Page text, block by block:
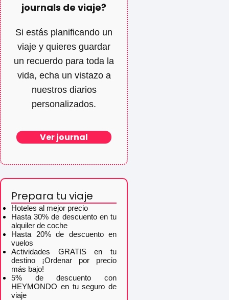
journals de viaje?
Si estás planificando un
viaje y quieres guardar
un recuerdo para toda la
vida, echa un vistazo a
nuestros diarios
personalizados.
Ver journal
Prepara tu viaje
Hoteles al mejor precio
Hasta 30% de descuento en tu
alquiler de coche
Hasta 20% de descuento en
vuelos
Actividades GRATIS en tu
destino ¡Ordenar por precio
más bajo!
5% de descuento con
HEYMONDO en tu seguro de
viaje